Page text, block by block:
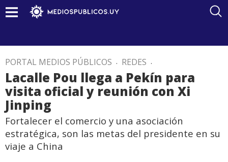
PORTAL MEDIOS PÚBLICOS . REDES .
Lacalle Pou llega a Pekín para
visita oficial y reunión con Xi
Jinping
Fortalecer el comercio y una asociación
estratégica, son las metas del presidente en su
viaje a China